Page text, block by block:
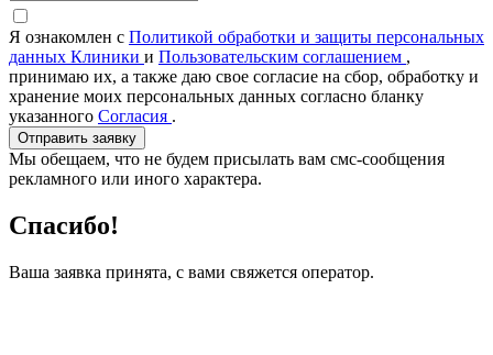
Я ознакомлен с Политикой обработки и защиты персональных
данных Клиники и Пользовательским соглашением ,
принимаю их, а также даю свое согласие на сбор, обработку и
хранение моих персональных данных согласно бланку
указанного Согласия .
Отправить заявку
Мы обещаем, что не будем присылать вам смс-сообщения
рекламного или иного характера.
Спасибо!
Ваша заявка принята, с вами свяжется оператор.